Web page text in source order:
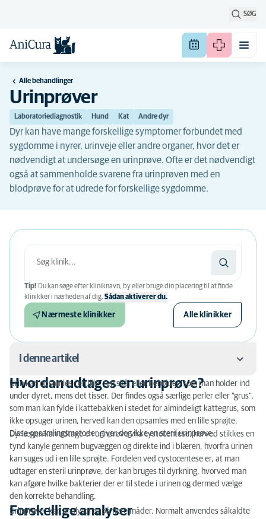
SØG
Alle behandlinger
Urinprøver
Laboratoriediagnostik Hund Kat Andre dyr
Dyr kan have mange forskellige symptomer forbundet med
sygdomme i nyrer, urinveje eller andre organer, hvor det er
nødvendigt at undersøge en urinprøve. Ofte er det nødvendigt
også at sammenholde svarene fra urinprøven med en
blodprøve for at udrede for forskellige sygdomme.
Tip! Du kan søge efter kliniknavn, by eller bruge din placering til at finde
klinikker i nærheden af ​​dig. Sådan aktiverer du.
Nærmeste klinikker Alle klinikker
I denne artikel
Hvordan udtages en urinprøve?
Forskellige analyser
Hvordan udtages en urinprøve?
Urin kan opsamles i en lille, ren skål eller beholder, som man holder ind
under dyret, mens det tisser. Der findes også særlige perler eller "grus",
som man kan fylde i kattebakken i stedet for almindeligt kattegrus, som
ikke opsuger urinen, herved kan den opsamles med en lille sprøjte.
Disse opsamlingsmetoder giver dog ikke en steril urinprøve.
Dyrlægen kan udtage en urinprøve vha cystocentese, herved stikkes en
tynd kanyle gennem bugvæggen og direkte ind i blæren, hvorfra urinen
kan suges ud i en lille sprøjte. Fordelen ved cystocentese er, at man
udtager en steril urinprøve, der kan bruges til dyrkning, hvorved man
kan afgøre hvilke bakterier der er til stede i urinen og dermed vælge
den korrekte behandling.
Forskellige analyser
Urinprøver kan analyseres på flere måder. Normalt anvendes såkaldte